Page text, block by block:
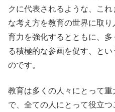
クに代表されるような、こ
な考え方を教育の世界に取
育力を強化するとともに、
る積極的な参画を促す、と
のです。
教育は多くの人々にとって
で、全ての人にとって役立